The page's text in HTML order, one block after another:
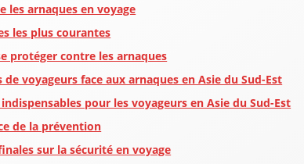
les arnaques en voyage
les plus courantes
protéger contre les arnaques
de voyageurs face aux arnaques en Asie du Sud-Est
indispensables pour les voyageurs en Asie du Sud-Est
de la prévention
sur la sécurité en voyage